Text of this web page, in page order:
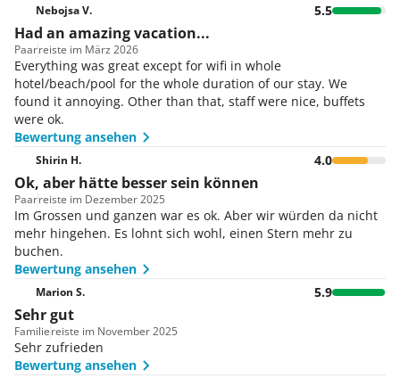
Nebojsa V. 5.5
Had an amazing vacation...
Paarreiste im März 2026
Everything was great except for wifi in whole
hotel/beach/pool for the whole duration of our stay. We
found it annoying. Other than that, staff were nice, buffets
were ok.
Bewertung ansehen
Shirin H. 4.0
Ok, aber hätte besser sein können
Paarreiste im Dezember 2025
Im Grossen und ganzen war es ok. Aber wir würden da nicht
mehr hingehen. Es lohnt sich wohl, einen Stern mehr zu
buchen.
Bewertung ansehen
Marion S. 5.9
Sehr gut
Familiereiste im November 2025
Sehr zufrieden
Bewertung ansehen